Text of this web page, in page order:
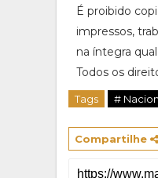
É proibido
impressos,
na íntegra
Todos os
Tags #
Compartilhe